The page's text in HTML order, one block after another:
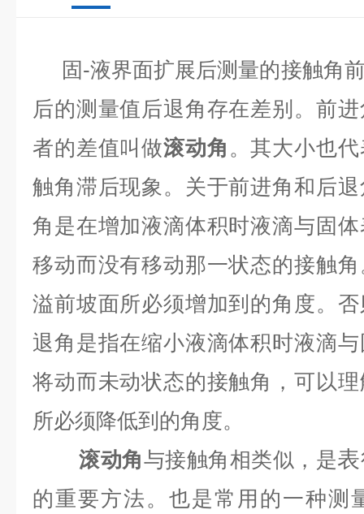
固-液界面扩展后测量的接触角
后的测量值后退角存在差别。前
者的差值叫做滚动角 。其大小也
触角滞后现象。关于前进角和后
角是在增加液滴体积时液滴与固
移动而没有移动那一状态的接触
溢前坡面所必须增加到的角度。
退角是指在缩小液滴体积时液滴
将动而未动状态的接触角，可以
所必须降低到的角度。
滚动角与接触角相类似，是
的重要方法。也是常用的一种测